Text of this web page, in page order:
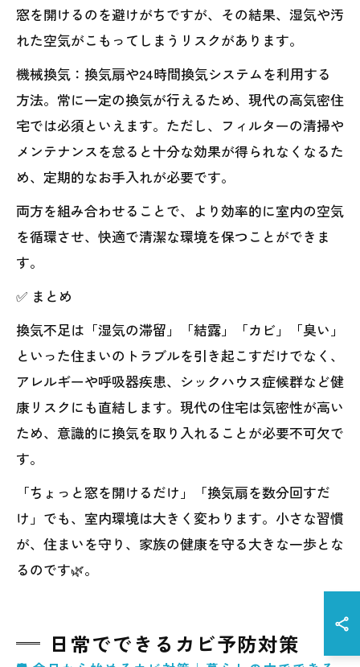
窓を開けるのを避けがちですが、その結果、湿気や汚
れた空気がこもってしまうリスクがあります。
機械換気：換気扇や24時間換気システムを利用する
方法。常に一定の換気が行えるため、現代の高気密住
宅では必須といえます。ただし、フィルターの清掃や
メンテナンスを怠ると十分な効果が得られなくなるた
め、定期的なお手入れが必要です。
両方を組み合わせることで、より効率的に室内の空気
を循環させ、快適で清潔な環境を保つことができま
す。
✅ まとめ
換気不足は「湿気の滞留」「結露」「カビ」「臭い」
といった住まいのトラブルを引き起こすだけでなく、
アレルギーや呼吸器疾患、シックハウス症候群など健
康リスクにも直結します。現代の住宅は気密性が高い
ため、意識的に換気を取り入れることが必要不可欠で
す。
「ちょっと窓を開けるだけ」「換気扇を数分回すだ
け」でも、室内環境は大きく変わります。小さな習慣
が、住まいを守り、家族の健康を守る大きな一歩とな
るのです🌿。
日常でできるカビ予防対策